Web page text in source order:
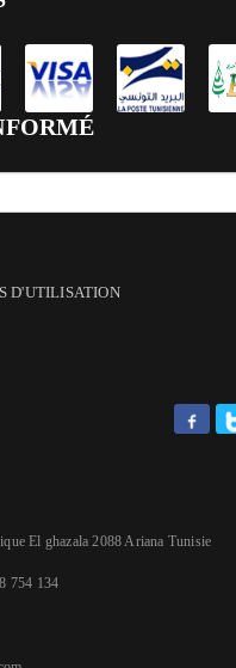
D'UTILISATION
El ghazala 2088 Ariana Tunisie
754 134